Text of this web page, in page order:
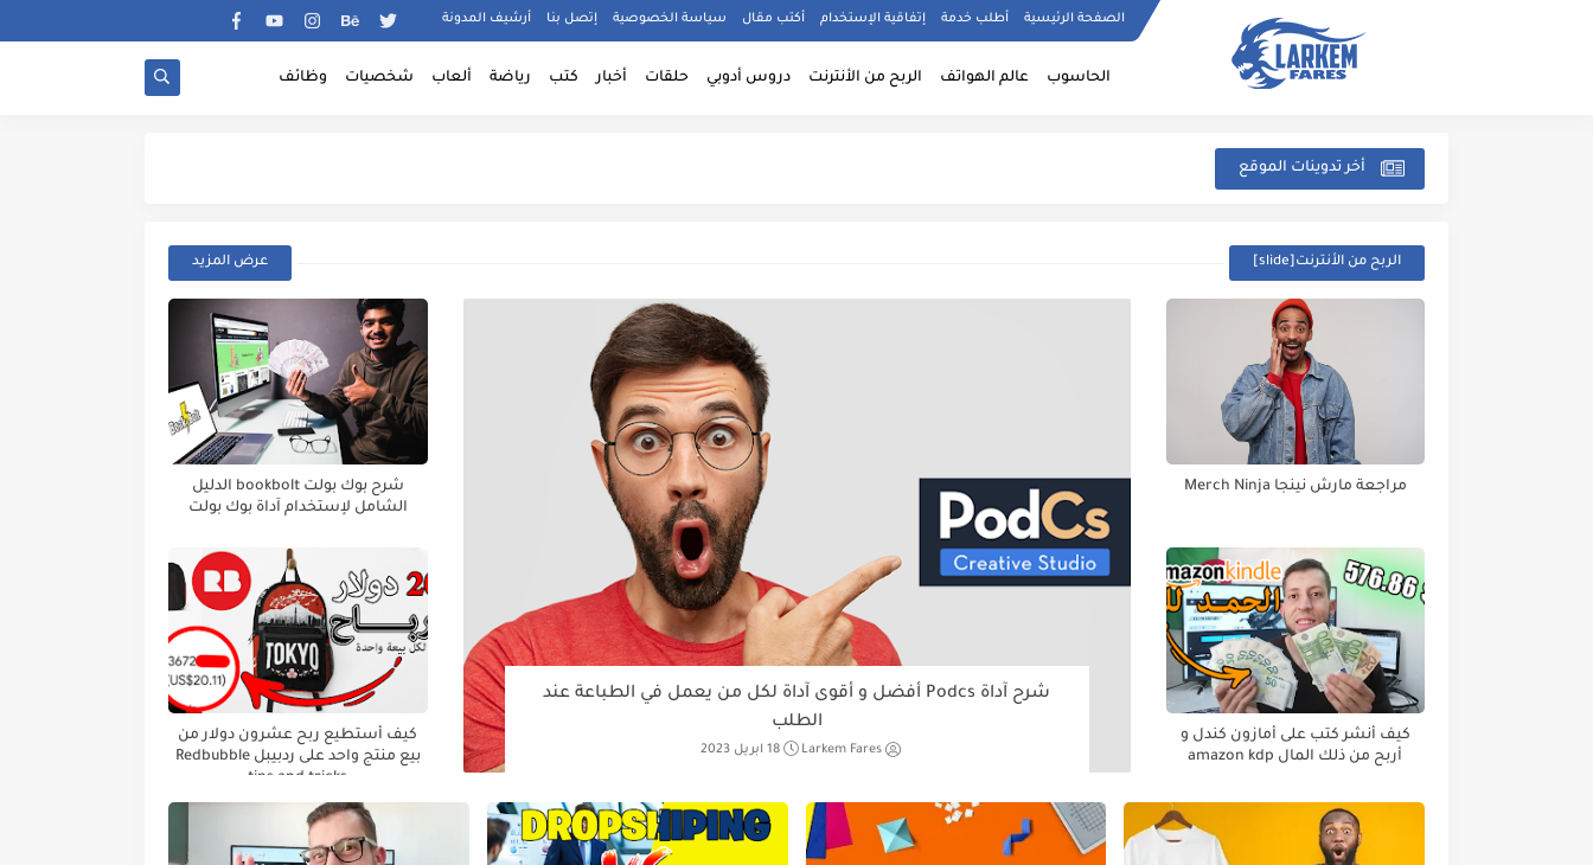
الصفحة الرئيسية أطلب خدمة إتفاقية الإستخدام أكتب مقال سياسة الخصوصية إتصل بنا أرشيف المدونة
الحاسوب عالم الهواتف الربح من الأنترنت دروس أدوبي حلقات أخبار كتب رياضة ألعاب شخصيات وظائف
أخر تدوينات الموقع
الربح من الأنترنت[slide] عرض المزيد
شرح آداة Podcs أفضل و أقوى آداة لكل من يعمل في الطباعة عند
الطلب
Larkem Fares 18 ابريل 2023
مراجعة مارش نينجا Merch Ninja
شرح بوك بولت bookbolt الدليل
الشامل لإستخدام آداة بوك بولت
كيف أنشر كتب على أمازون كندل و
أربح من ذلك المال amazon kdp
كيف أستطيع ربح عشرون دولار من
بيع منتج واحد على ردبيبل Redbubble
tips and tricks